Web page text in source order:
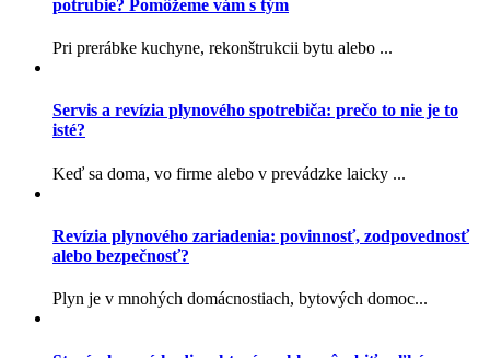
potrubie? Pomôžeme vám s tým
Pri prerábke kuchyne, rekonštrukcii bytu alebo ...
Servis a revízia plynového spotrebiča: prečo to nie je to
isté?
Keď sa doma, vo firme alebo v prevádzke laicky ...
Revízia plynového zariadenia: povinnosť, zodpovednosť
alebo bezpečnosť?
Plyn je v mnohých domácnostiach, bytových domoc...